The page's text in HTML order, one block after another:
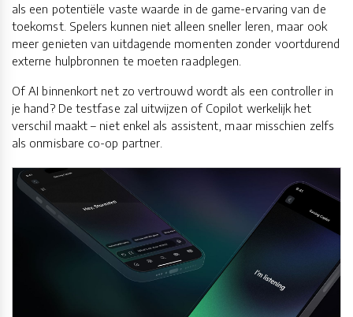
als een potentiële vaste waarde in de game-ervaring van de
toekomst. Spelers kunnen niet alleen sneller leren, maar ook
meer genieten van uitdagende momenten zonder voortdurend
externe hulpbronnen te moeten raadplegen.
Of AI binnenkort net zo vertrouwd wordt als een controller in
je hand? De testfase zal uitwijzen of Copilot werkelijk het
verschil maakt – niet enkel als assistent, maar misschien zelfs
als onmisbare co-op partner.